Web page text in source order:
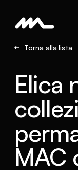
Torna alla lista
Elica
MAC